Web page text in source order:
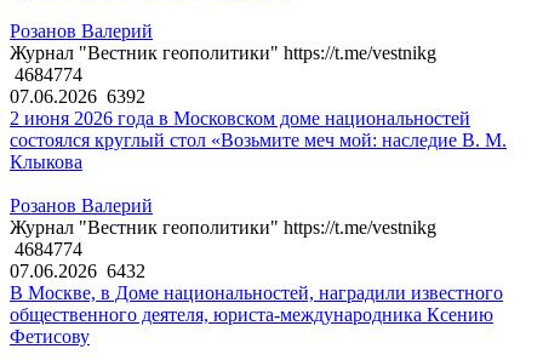
Розанов Валерий
Журнал "Вестник геополитики" https://t.me/vestnikg
4684774
07.06.2026 6392
2 июня 2026 года в Московском доме национальностей
состоялся круглый стол «Возьмите меч мой: наследие В. М.
Клыкова
Розанов Валерий
Журнал "Вестник геополитики" https://t.me/vestnikg
4684774
07.06.2026 6432
В Москве, в Доме национальностей, наградили известного
общественного деятеля, юриста-международника Ксению
Фетисову